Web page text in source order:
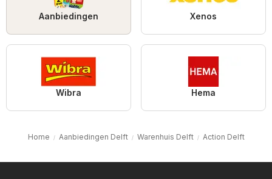
Aanbiedingen Xenos
Wibra Hema
Home Aanbiedingen Delft Warenhuis Delft Action Delft